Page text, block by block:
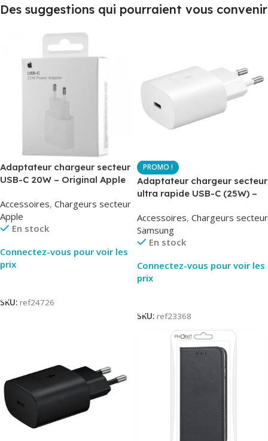
Des suggestions qui pourraient vous convenir
Adaptateur chargeur secteur
USB-C 20W – Original Apple
Original
Accessoires, Chargeurs secteur
Apple
En stock
Connectez-vous pour voir les
prix
SKU: ref24726
Adaptateur chargeur secteur
ultra rapide USB-C (25W) –
EP-TA800
Accessoires, Chargeurs secteur
Samsung
En stock
Connectez-vous pour voir les
prix
SKU: ref23368